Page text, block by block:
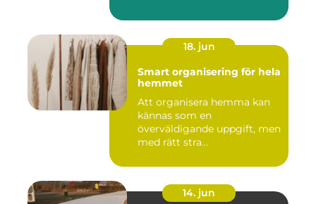
18. jun
Smart organisering för hela
hemmet
Att organisera hemma kan
kännas som en
överväldigande uppgift, men
med rätt stra...
14. jun